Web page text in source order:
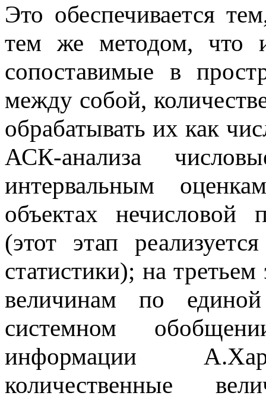
Это обеспечивается
тем же методом, что
сопоставимые в
между собой,
обрабатывать их как
АСК-анализа
интервальным
объектах нечисловой
(этот этап
статистики); на
величинам по
системном
информации
количественные